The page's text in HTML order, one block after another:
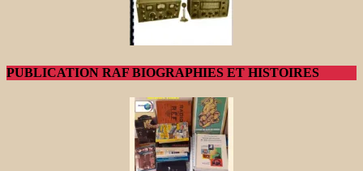
PUBLICATION RAF BIOGRAPHIES ET HISTOIRES